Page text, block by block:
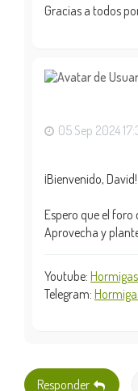
Gracias a todos
05 Sep 2024
¡Bienvenido, David!
Espero que el foro
Aprovecha y
Youtube:
Telegram:
Responder